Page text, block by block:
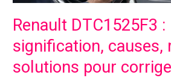
Renault DTC1525F3 :
signification, causes,
solutions pour